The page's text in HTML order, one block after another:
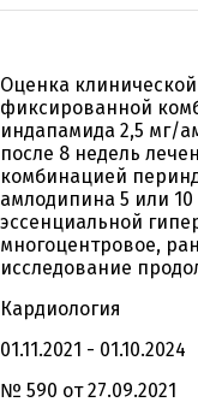
Оценка
фиксированной
индапамида 2,5 мг/
после 8 недель
комбинацией
амлодипина 5 или
эссенциальной
многоцентровое,
исследование
Кардиология
01.11.2021 - 01.10.2024
№ 590 от 27.09.2021